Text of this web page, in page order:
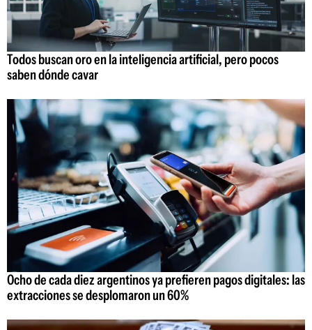
Todos buscan oro en la inteligencia artificial, pero pocos
saben dónde cavar
Ocho de cada diez argentinos ya prefieren pagos digitales: las
extracciones se desplomaron un 60%